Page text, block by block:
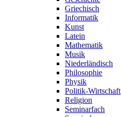
Griechisch
Informatik
Kunst
Latein
Mathematik
Musik
Niederländisch
Philosophie
Physik
Politik-Wirtschaft
Religion
Seminarfach